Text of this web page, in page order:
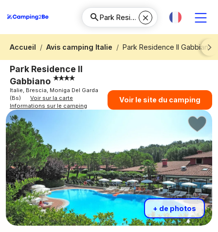
Accueil Avis camping Italie
Park Residence Il Gabbiano
Next
Park Residence Il
Gabbiano
Italie, Brescia, Moniga Del Garda
(Bs)
Voir sur la carte
Informations sur le camping
Voir le site du camping
+ de photos